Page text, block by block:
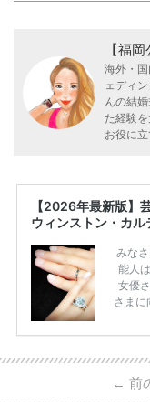
【福
海外・
ェディ
んの結
た経験
お役に立
【2026年最新版】
ウィンストン・カ
みな
能人
女優
さまに
ーウィ
日本
・愛
← 前